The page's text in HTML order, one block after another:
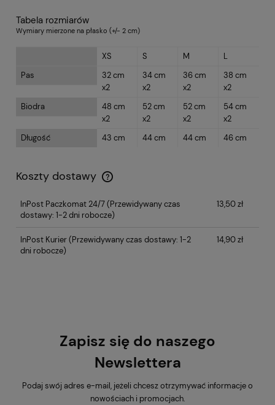
Tabela rozmiarów
Wymiary mierzone na płasko (+/- 2 cm)
XS S M
L
Pas
32 cm
x2
34 cm
x2
36 cm
x2
38 cm
x2
Biodra
48 cm
x2
52 cm
x2
52 cm
x2
54 cm
x2
Długość
43 cm 44 cm 44 cm 46 cm
Koszty dostawy
InPost Paczkomat 24/7(Przewidywany czas
dostawy: 1-2 dni robocze)
13,50 zł
InPost Kurier(Przewidywany czas dostawy: 1-2
dni robocze)
14,90 zł
Zapisz się do naszego
Newslettera
Podaj swój adres e-mail, jeżeli chcesz otrzymywać informacje o
nowościach i promocjach.